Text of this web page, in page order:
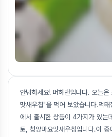
안녕하세요! 머하맨입니다. 오늘
맛새우칩"을 먹어 보았습니다.먹
에서 출시한 상품이 4가지가 있는
토, 청양마요맛새우칩입니다.이